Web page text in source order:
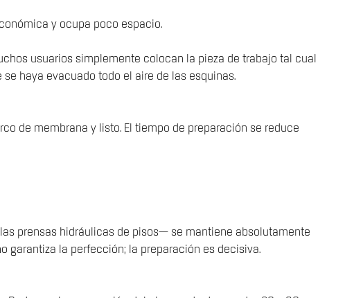
y ocupa poco espacio.
usuarios simplemente colocan la pieza de trabajo tal cual
haya evacuado todo el aire de las esquinas.
de membrana y listo. El tiempo de preparación se reduce
prensas hidráulicas de pisos— se mantiene absolutamente
garantiza la perfección; la preparación es decisiva.